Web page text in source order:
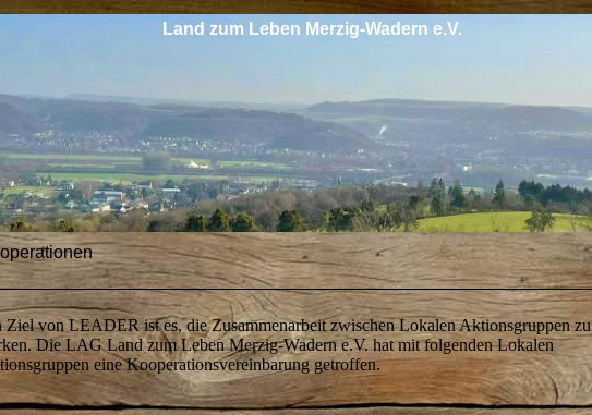
Land zum Leben Merzig-Wadern e.V.
Ziel von LEADER ist es, die Zusammenarbeit zwischen Lokalen Aktionsgruppen zu
Die LAG Land zum Leben Merzig-Wadern e.V. hat mit folgenden Lokalen
eine Kooperationsvereinbarung getroffen.